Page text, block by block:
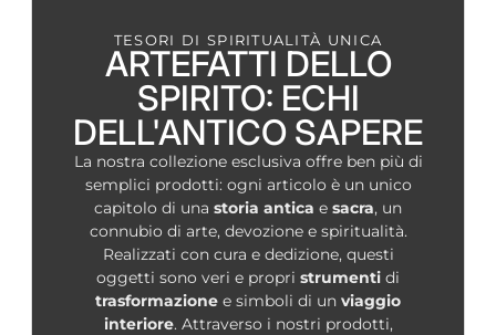
TESORI DI SPIRITUALITÀ UNICA
ARTEFATTI DELLO
SPIRITO: ECHI
DELL'ANTICO SAPERE
La nostra collezione esclusiva offre ben più di
semplici prodotti: ogni articolo è un unico
capitolo di una storia antica e sacra, un
connubio di arte, devozione e spiritualità.
Realizzati con cura e dedizione, questi
oggetti sono veri e propri strumenti di
trasformazione e simboli di un viaggio
interiore. Attraverso i nostri prodotti,